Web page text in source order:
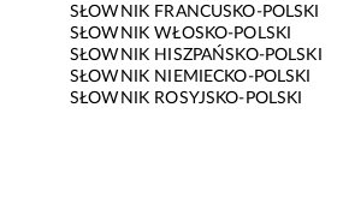
SŁOWNIK FRANCUSKO-POLSKI
SŁOWNIK WŁOSKO-POLSKI
SŁOWNIK HISZPAŃSKO-POLSKI
SŁOWNIK NIEMIECKO-POLSKI
SŁOWNIK ROSYJSKO-POLSKI